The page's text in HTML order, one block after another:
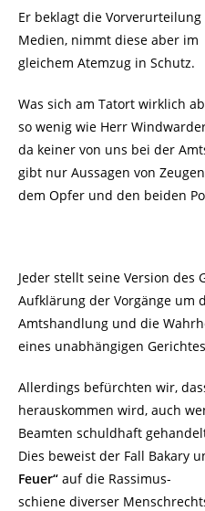
Er beklagt die
Medien, nimmt diese aber im
gleichem Atemzug in Schutz.
Was sich am Tatort wirklich
so wenig wie Herr
da keiner von uns bei der
gibt nur Aussagen von
dem Opfer und den beiden
Jeder stellt seine Version des
Aufklärung der Vorgänge um
Amtshandlung und die
eines unabhängigen
Allerdings befürchten wir,
herauskommen wird, auch
Beamten schuldhaft
Dies beweist der Fall Bakary
Feuer“ auf die Rassimus-
schiene diverser